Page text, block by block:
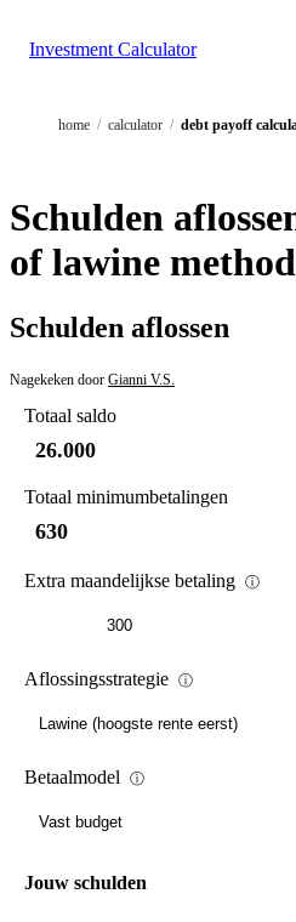
Investment Calculator
home / calculator / debt payoff
Schulden
of lawine
Schulden aflossen
Nagekeken door Gianni V.S.
Totaal saldo
26.000
Totaal minimumbetalingen
630
Extra maandelijkse betaling ⓘ
Aflossingsstrategie ⓘ
Lawine (hoogste rente eerst)
Betaalmodel ⓘ
Vast budget
Jouw schulden